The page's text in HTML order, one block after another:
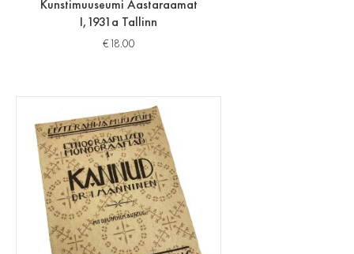
Kunstimuuseumi Aastaraamat
I,1931a Tallinn
€18.00